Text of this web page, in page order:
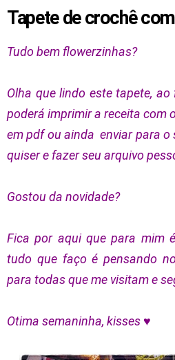
Tapete de crochê
Tudo bem flowerzinhas?
Olha que lindo este tapete,
poderá imprimir a receita com
em pdf ou ainda enviar para o
quiser e fazer seu arquivo
Gostou da novidade?
Fica por aqui que para mim
tudo que faço é pensando
para todas que me visitam e
Otima semaninha, kisses ♥